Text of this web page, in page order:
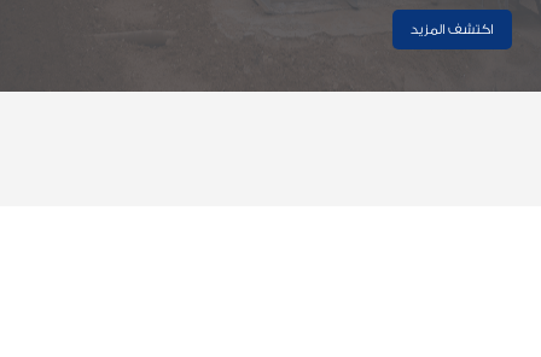
اكتشف المزيد